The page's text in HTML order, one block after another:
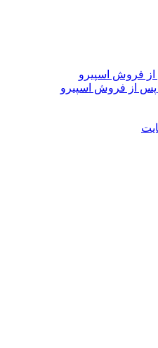
از فروش اسپیرو
پس از فروش اسپیرو